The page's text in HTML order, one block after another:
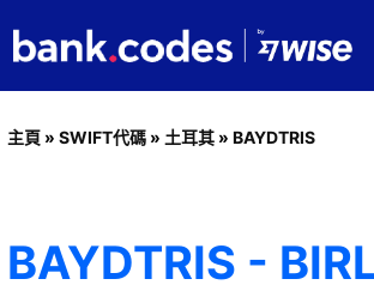
主頁 » SWIFT代碼 » 土耳其 » BAYDTRIS
BAYDTRIS -